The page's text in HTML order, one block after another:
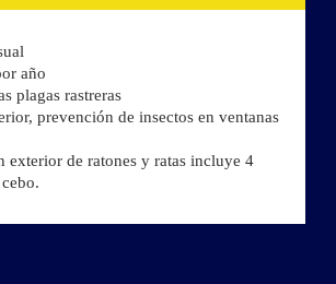
año
plagas rastreras
prevención de insectos en ventanas
exterior de ratones y ratas incluye 4